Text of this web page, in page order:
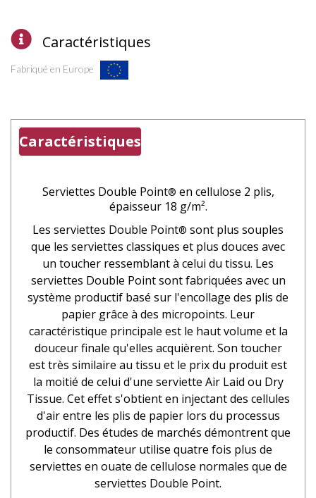
Caractéristiques
Fabriqué en Europe
Caractéristiques
Serviettes Double Point® en cellulose 2 plis,
épaisseur 18 g/m².
Les serviettes Double Point® sont plus souples
que les serviettes classiques et plus douces avec
un toucher ressemblant à celui du tissu. Les
serviettes Double Point sont fabriquées avec un
système productif basé sur l'encollage des plis de
papier grâce à des micropoints. Leur
caractéristique principale est le haut volume et la
douceur finale qu'elles acquièrent. Son toucher
est très similaire au tissu et le prix du produit est
la moitié de celui d'une serviette Air Laid ou Dry
Tissue. Cet effet s'obtient en injectant des cellules
d'air entre les plis de papier lors du processus
productif. Des études de marchés démontrent que
le consommateur utilise quatre fois plus de
serviettes en ouate de cellulose normales que de
serviettes Double Point.